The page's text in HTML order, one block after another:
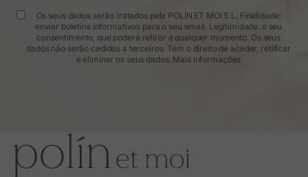
Os seus dados serão tratados pela POLÍN ET MOI S.L. Finalidade:
enviar boletins informativos para o seu email. Legitimidade: o seu
consentimento, que poderá retirar a qualquer momento. Os seus
dados não serão cedidos a terceiros. Tem o direito de aceder, retificar
e eliminar os seus dados. Mais informações